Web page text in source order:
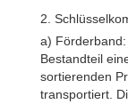
2.
a)
Bestandteil
sortierenden
transportiert.